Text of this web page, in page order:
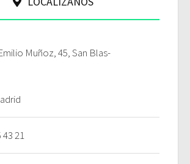
Muñoz, 45, San Blas-
43 21